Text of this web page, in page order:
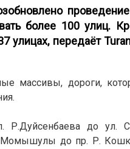
более 100 улиц.
улицах, передаёт
массивы, дороги,
Р.Дуйсенбаева до ул.
до пр. Р.